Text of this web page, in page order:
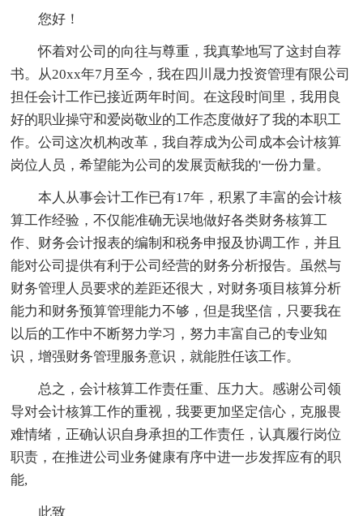
您好！
怀着对公司的向往与尊重，我真挚地写了这封自荐
书。从20xx年7月至今，我在四川晟力投资管理有限公司
担任会计工作已接近两年时间。在这段时间里，我用良
好的职业操守和爱岗敬业的工作态度做好了我的本职工
作。公司这次机构改革，我自荐成为公司成本会计核算
岗位人员，希望能为公司的发展贡献我的'一份力量。
本人从事会计工作已有17年，积累了丰富的会计核
算工作经验，不仅能准确无误地做好各类财务核算工
作、财务会计报表的编制和税务申报及协调工作，并且
能对公司提供有利于公司经营的财务分析报告。虽然与
财务管理人员要求的差距还很大，对财务项目核算分析
能力和财务预算管理能力不够，但是我坚信，只要我在
以后的工作中不断努力学习，努力丰富自己的专业知
识，增强财务管理服务意识，就能胜任该工作。
总之，会计核算工作责任重、压力大。感谢公司领
导对会计核算工作的重视，我要更加坚定信心，克服畏
难情绪，正确认识自身承担的工作责任，认真履行岗位
职责，在推进公司业务健康有序中进一步发挥应有的职
能,
此致